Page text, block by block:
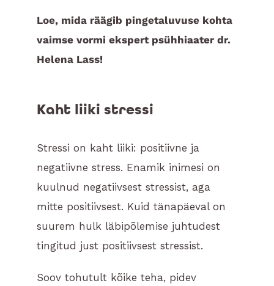
Loe, mida räägib pingetaluvuse kohta
vaimse vormi ekspert psühhiaater dr.
Helena Lass!
Kaht liiki stressi
Stressi on kaht liiki: positiivne ja
negatiivne stress. Enamik inimesi on
kuulnud negatiivsest stressist, aga
mitte positiivsest. Kuid tänapäeval on
suurem hulk läbipõlemise juhtudest
tingitud just positiivsest stressist.
Soov tohutult kõike teha, pidev